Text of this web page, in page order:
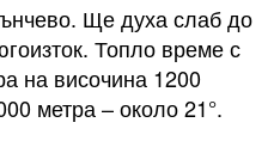
Ще духа слаб до
Топло време с
на височина 1200
метра – около 21°.